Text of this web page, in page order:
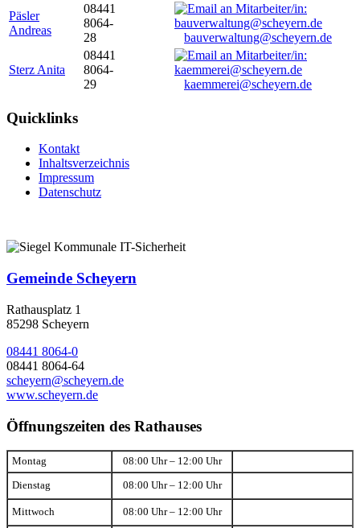
Päsler
Andreas
08441
8064-
28
bauverwaltung@scheyern.de
Sterz Anita
08441
8064-
29
kaemmerei@scheyern.de
Quicklinks
Kontakt
Inhaltsverzeichnis
Impressum
Datenschutz
Gemeinde Scheyern
Rathausplatz 1
85298 Scheyern
08441 8064-0
08441 8064-64
scheyern@scheyern.de
www.scheyern.de
Öffnungszeiten des Rathauses
Montag 08:00 Uhr – 12:00 Uhr
Dienstag 08:00 Uhr – 12:00 Uhr
Mittwoch 08:00 Uhr – 12:00 Uhr